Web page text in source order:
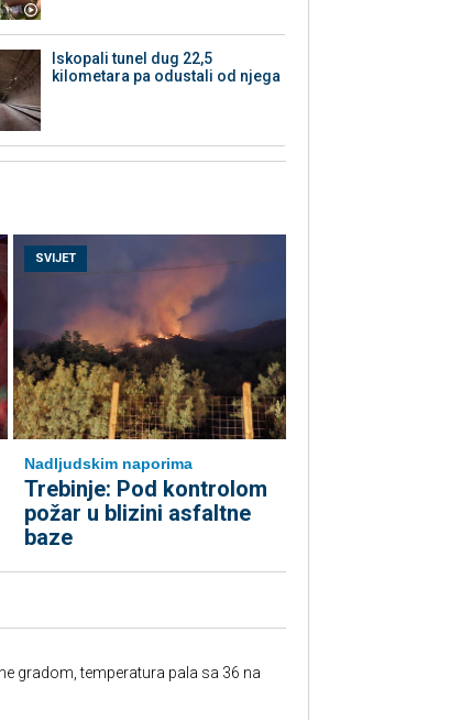
Iskopali tunel dug 22,5
kilometara pa odustali od njega
SVIJET
Nadljudskim naporima
Trebinje: Pod kontrolom
požar u blizini asfaltne
baze
gradom, temperatura pala sa 36 na